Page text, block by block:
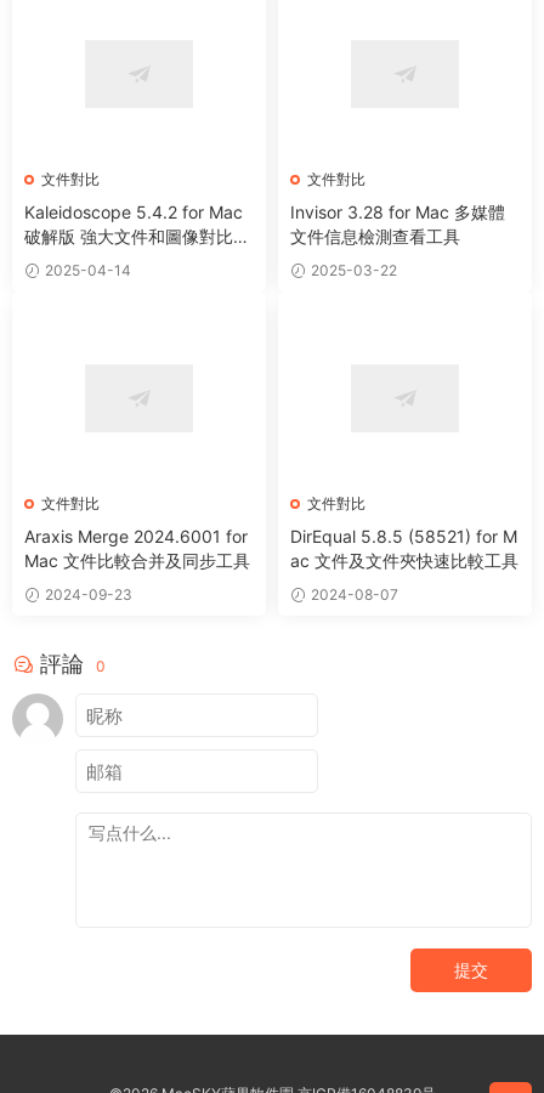
文件對比
Kaleidoscope 5.4.2 for Mac
破解版 強大文件和圖像對比工
具 2025-04-14
文件對比
Invisor 3.28 for Mac 多媒體
文件信息檢測查看工具
2025-03-22
文件對比
Araxis Merge 2024.6001 for
Mac 文件比較合并及同步工具
2024-09-23
文件對比
DirEqual 5.8.5 (58521) for M
ac 文件及文件夾快速比較工具
2024-08-07
評論 0
提交